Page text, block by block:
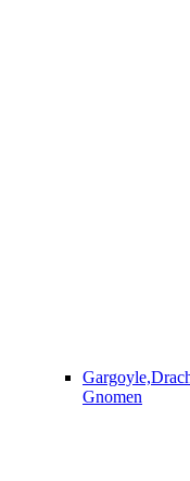
Gnomen